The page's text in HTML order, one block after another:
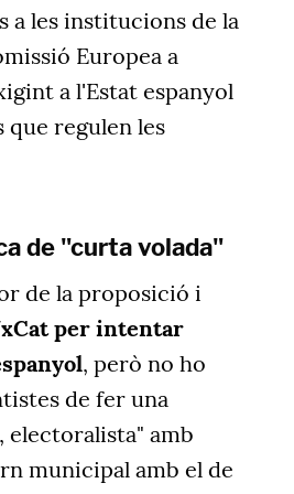
a les institucions de la
Europea a
a l'Estat espanyol
regulen les
de "curta volada"
de la proposició i
per intentar
, però no ho
de fer una
amb
municipal amb el de